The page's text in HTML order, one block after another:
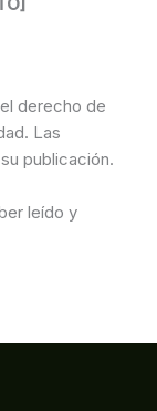
derecho de
Las
publicación.
leído y